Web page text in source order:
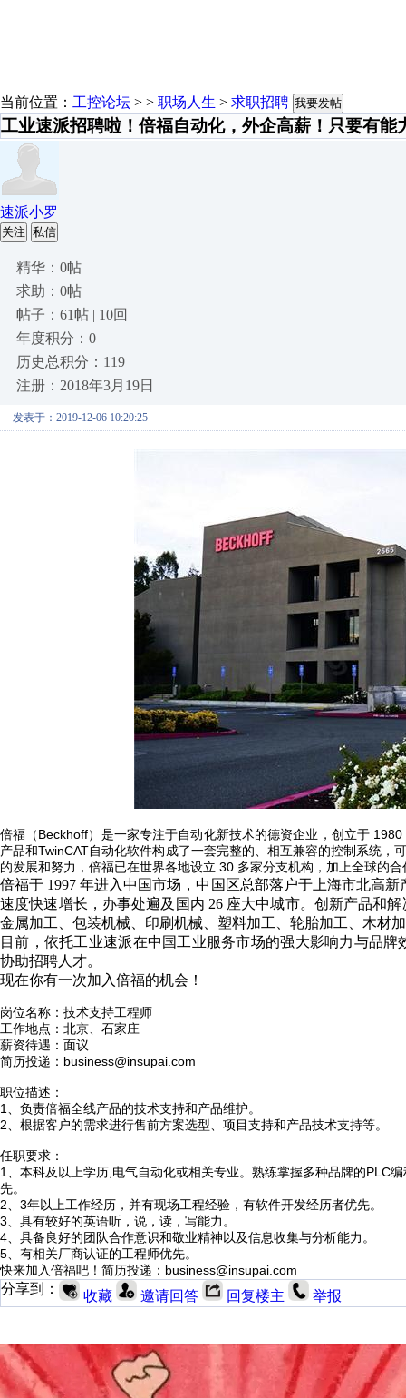
当前位置： 工控论坛 > > 职场人生 > 求职招聘 我要发帖
工业速派招聘啦！倍福自动化，外企高薪！只要有能
速派小罗
关注 私信
精华：0帖
求助：0帖
帖子：61帖 | 10回
年度积分：0
历史总积分：119
注册：2018年3月19日
发表于：2019-12-06 10:20:25
倍福（Beckhoff）是一家专注于自动化新技术的德资企业，创立于
产品和TwinCAT自动化软件构成了一套完整的、相互兼容的控制系统
的发展和努力，倍福已在世界各地设立 30 多家分支机构，加上全球的
倍福于 1997 年进入中国市场，中国区总部落户于上海市北高
速度快速增长，办事处遍及国内 26 座大中城市。创新产品和
金属加工、包装机械、印刷机械、塑料加工、轮胎加工、木材
目前，依托工业速派在中国工业服务市场的强大影响力与品
协助招聘人才。
现在你有一次加入倍福的机会！
岗位名称：技术支持工程师
工作地点：北京、石家庄
薪资待遇：面议
简历投递：business@insupai.com
职位描述：
1、负责倍福全线产品的技术支持和产品维护。
2、根据客户的需求进行售前方案选型、项目支持和产品技术支持等。
任职要求：
1、本科及以上学历,电气自动化或相关专业。熟练掌握多种品牌的PLC
先。
2、3年以上工作经历，并有现场工程经验，有软件开发经历者优先。
3、具有较好的英语听，说，读，写能力。
4、具备良好的团队合作意识和敬业精神以及信息收集与分析能力。
5、有相关厂商认证的工程师优先。
快来加入倍福吧！简历投递：business@insupai.com
分享到： 收藏 邀请回答 回复楼主 举报